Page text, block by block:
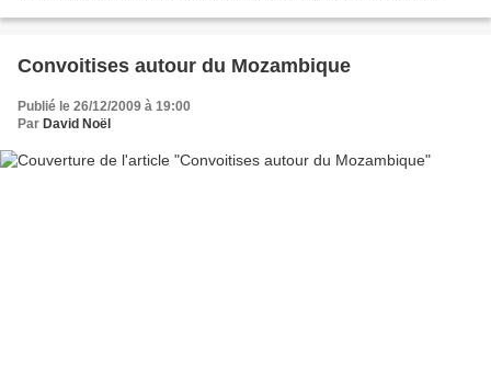
Convoitises autour du Mozambique
Publié le 26/12/2009 à 19:00
Par David Noël